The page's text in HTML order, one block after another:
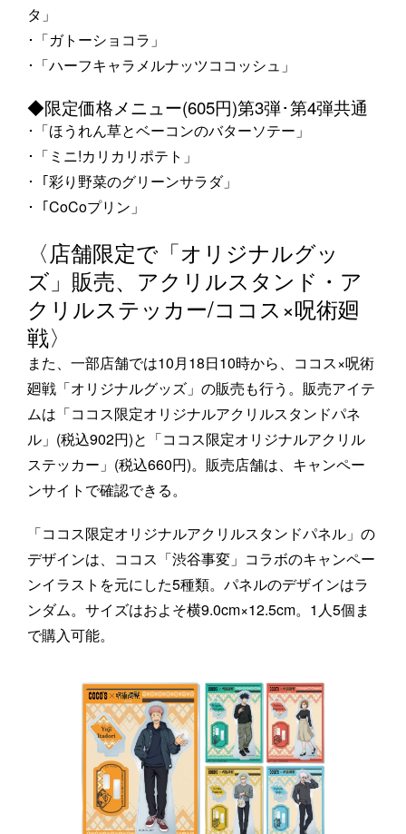
タ」
･「ガトーショコラ」
･「ハーフキャラメルナッツココッシュ」
◆限定価格メニュー(605円)第3弾･第4弾共通
･「ほうれん草とベーコンのバターソテー」
･「ミニ!カリカリポテト」
･「彩り野菜のグリーンサラダ」
･「CoCoプリン」
〈店舗限定で「オリジナルグッ
ズ」販売、アクリルスタンド・ア
クリルステッカー/ココス×呪術廻
戦〉
また、一部店舗では10月18日10時から、ココス×呪術
廻戦「オリジナルグッズ」の販売も行う。販売アイテ
ムは「ココス限定オリジナルアクリルスタンドパネ
ル」(税込902円)と「ココス限定オリジナルアクリル
ステッカー」(税込660円)。販売店舗は、キャンペー
ンサイトで確認できる。
「ココス限定オリジナルアクリルスタンドパネル」の
デザインは、ココス「渋谷事変」コラボのキャンペー
ンイラストを元にした5種類。パネルのデザインはラ
ンダム。サイズはおよそ横9.0cm×12.5cm。1人5個ま
で購入可能。